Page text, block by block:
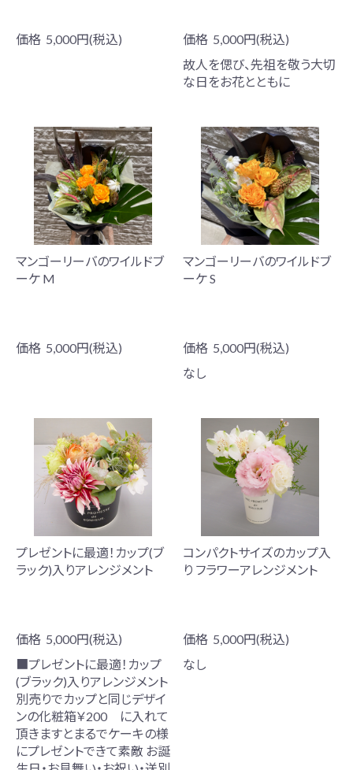
価格 5,000円(税込) 価格 5,000円(税込)
故人を偲び、先祖を敬う大切
な日をお花とともに
マンゴーリーバのワイルドブ
ーケ M
価格 5,000円(税込)
マンゴーリーバのワイルドブ
ーケ S
価格 5,000円(税込)
なし
プレゼントに最適！カップ(ブ
ラック)入りアレンジメント
価格 5,000円(税込)
■プレゼントに最適！カップ
(ブラック)入りアレンジメント
別売りでカップと同じデザイ
ンの化粧箱￥200 に入れて
頂きますとまるでケーキの様
にプレゼントできて素敵 お誕
コンパクトサイズのカップ入
り フラワーアレンジメント
価格 5,000円(税込)
なし